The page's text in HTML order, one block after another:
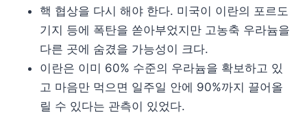
핵 협상을 다시 해야 한다. 미국이 이란의 포르도
기지 등에 폭탄을 쏟아부었지만 고농축 우라늄을
다른 곳에 숨겼을 가능성이 크다.
이란은 이미 60% 수준의 우라늄을 확보하고 있
고 마음만 먹으면 일주일 안에 90%까지 끌어올
릴 수 있다는 관측이 있었다.